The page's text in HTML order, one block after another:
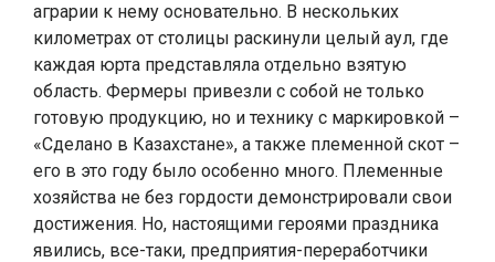
аграрии к нему основательно. В нескольких
километрах от столицы раскинули целый аул, где
каждая юрта представляла отдельно взятую
область. Фермеры привезли с собой не только
готовую продукцию, но и технику с маркировкой –
«Сделано в Казахстане», а также племенной скот –
его в это году было особенно много. Племенные
хозяйства не без гордости демонстрировали свои
достижения. Но, настоящими героями праздника
явились, все-таки, предприятия-переработчики